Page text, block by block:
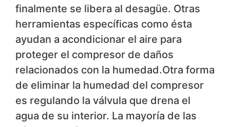
finalmente se libera al desagüe. Otras
herramientas específicas como ésta
ayudan a acondicionar el aire para
proteger el compresor de daños
relacionados con la humedad.Otra forma
de eliminar la humedad del compresor
es regulando la válvula que drena el
agua de su interior. La mayoría de las